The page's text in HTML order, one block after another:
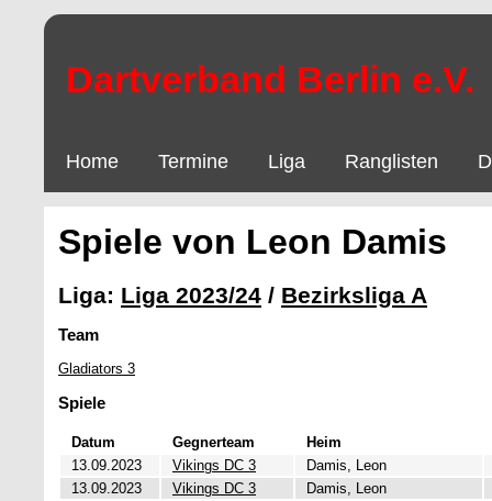
Dartverband Berlin e.V.
Home Termine Liga Ranglisten
Spiele von Leon Damis
Liga: Liga 2023/24 / Bezirksliga A
Team
Gladiators 3
Spiele
Datum Gegnerteam
Heim
13.09.2023
Vikings DC 3
Damis, Leon
13.09.2023
Vikings DC 3
Damis, Leon